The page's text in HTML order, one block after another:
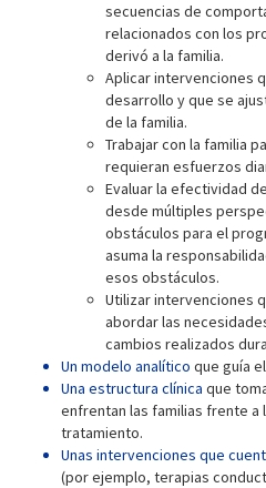
secuencias de
relacionados con los
derivó a la familia.
Aplicar intervenciones
desarrollo y que se
de la familia.
Trabajar con la familia
requieran esfuerzos
Evaluar la efectividad
desde múltiples
obstáculos para el
asuma la
esos obstáculos.
Utilizar intervenciones
abordar las
cambios realizados
Un modelo analítico que guía
Una estructura clínica que
enfrentan las familias frente a
tratamiento.
Unas intervenciones que
(por ejemplo, terapias